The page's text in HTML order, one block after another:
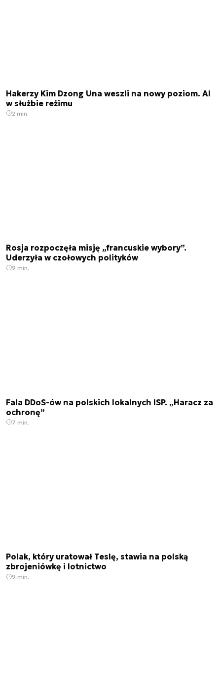
Hakerzy Kim Dzong Una weszli na nowy poziom. AI
w służbie reżimu
2 min.
Rosja rozpoczęła misję „francuskie wybory”.
Uderzyła w czołowych polityków
9 min.
Fala DDoS-ów na polskich lokalnych ISP. „Haracz za
ochronę”
7 min.
Polak, który uratował Teslę, stawia na polską
zbrojeniówkę i lotnictwo
9 min.